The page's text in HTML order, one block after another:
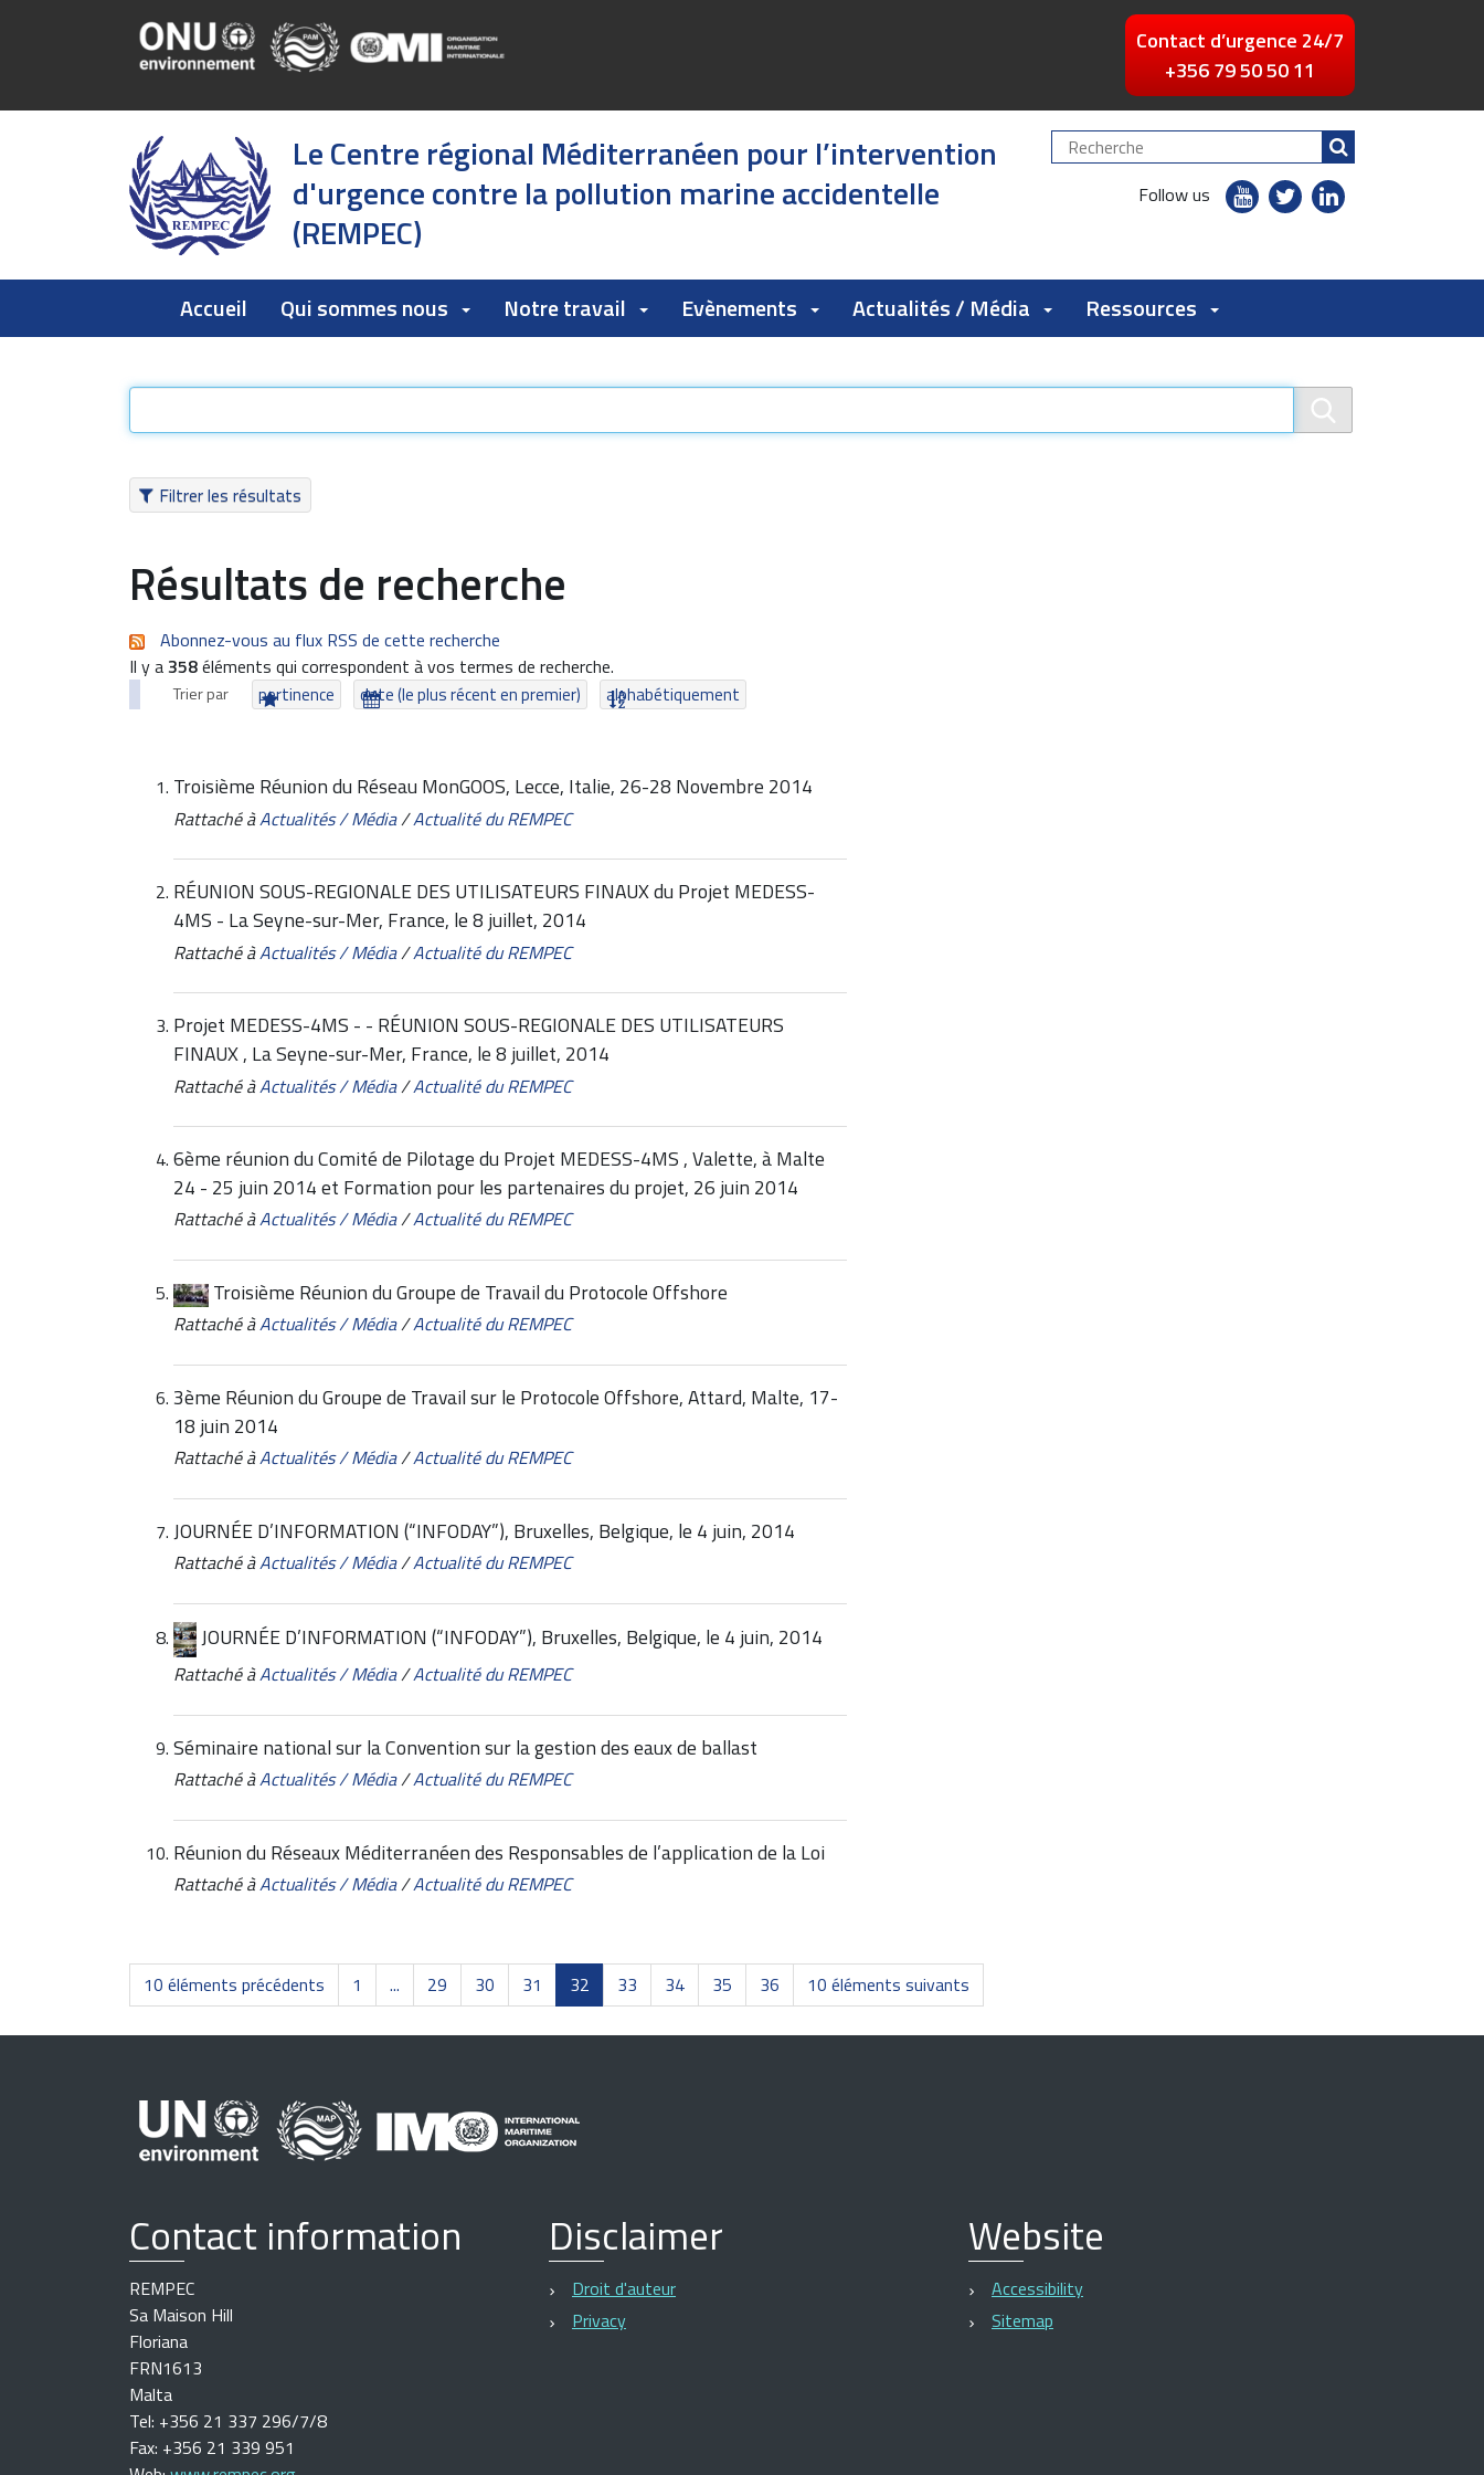
Contact d’urgence 24/7
+356 79 50 50 11
Le Centre régional Méditerranéen pour l’intervention
d'urgence contre la pollution marine accidentelle
(REMPEC)
Chercher
par
Follow us
youtubetwitterlinkedin
Accueil Qui sommes nous Notre travail Evènements Actualités / Média Ressources
Filtrer les résultats
Résultats de recherche
Abonnez-vous au flux RSS de cette recherche
Il y a358éléments qui correspondent à vos termes de recherche.
Trier par pertinence date (le plus récent en premier) alphabétiquement
Troisième Réunion du Réseau MonGOOS, Lecce, Italie, 26-28 Novembre 2014
Rattaché àActualités / Média/Actualité du REMPEC
RÉUNION SOUS-REGIONALE DES UTILISATEURS FINAUX du Projet MEDESS-
4MS - La Seyne-sur-Mer, France, le 8 juillet, 2014
Rattaché àActualités / Média/Actualité du REMPEC
Projet MEDESS-4MS - - RÉUNION SOUS-REGIONALE DES UTILISATEURS
FINAUX , La Seyne-sur-Mer, France, le 8 juillet, 2014
Rattaché àActualités / Média/Actualité du REMPEC
6ème réunion du Comité de Pilotage du Projet MEDESS-4MS , Valette, à Malte
24 - 25 juin 2014 et Formation pour les partenaires du projet, 26 juin 2014
Rattaché àActualités / Média/Actualité du REMPEC
Troisième Réunion du Groupe de Travail du Protocole Offshore
Rattaché àActualités / Média/Actualité du REMPEC
3ème Réunion du Groupe de Travail sur le Protocole Offshore, Attard, Malte, 17-
18 juin 2014
Rattaché àActualités / Média/Actualité du REMPEC
JOURNÉE D’INFORMATION (“INFODAY”), Bruxelles, Belgique, le 4 juin, 2014
Rattaché àActualités / Média/Actualité du REMPEC
JOURNÉE D’INFORMATION (“INFODAY”), Bruxelles, Belgique, le 4 juin, 2014
Rattaché àActualités / Média/Actualité du REMPEC
Séminaire national sur la Convention sur la gestion des eaux de ballast
Rattaché àActualités / Média/Actualité du REMPEC
Réunion du Réseaux Méditerranéen des Responsables de l’application de la Loi
Rattaché àActualités / Média/Actualité du REMPEC
10 éléments précédents 1 ... 29 30 31 32 33 34 35 36 10 éléments suivants
Contact information
REMPEC
Sa Maison Hill
Floriana
FRN1613
Malta
Tel: +356 21 337 296/7/8
Fax: +356 21 339 951
Disclaimer
Droit d'auteur
Privacy
Website
Accessibility
Sitemap